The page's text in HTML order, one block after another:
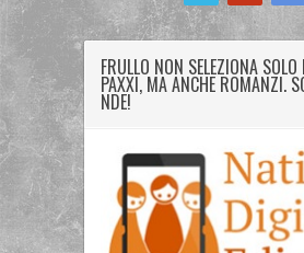
FRULLO NON SELEZIONA SOLO
PAXXI, MA ANCHE ROMANZI.
NDE!